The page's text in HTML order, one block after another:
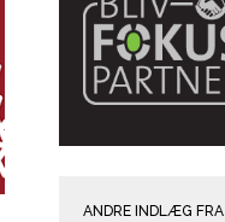
ANDRE INDLÆG FRA